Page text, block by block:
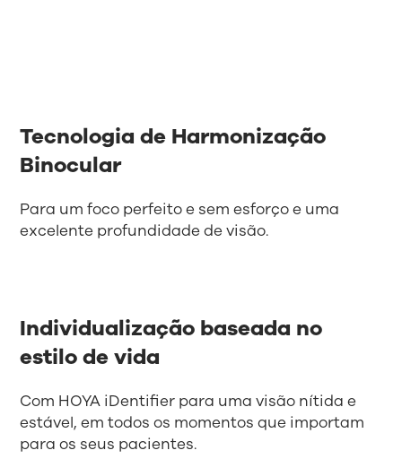
Tecnologia de Harmonização
Binocular
Para um foco perfeito e sem esforço e uma
excelente profundidade de visão.
Individualização baseada no
estilo de vida
Com HOYA iDentifier para uma visão nítida e
estável, em todos os momentos que importam
para os seus pacientes.